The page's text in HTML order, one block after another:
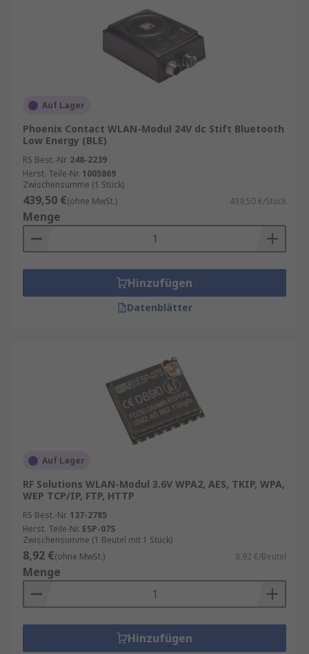
Auf Lager
Phoenix Contact WLAN-Modul 24V dc Stift Bluetooth
Low Energy (BLE)
RS Best.-Nr. 248-2239
Herst. Teile-Nr. 1005869
Zwischensumme (1 Stück)
439,50 €(ohne MwSt.) 439,50 €/Stück
Menge
Hinzufügen
Datenblätter
Auf Lager
RF Solutions WLAN-Modul 3.6V WPA2, AES, TKIP, WPA,
WEP TCP/IP, FTP, HTTP
RS Best.-Nr. 137-2785
Herst. Teile-Nr. ESP-07S
Zwischensumme (1 Beutel mit 1 Stück)
8,92 €(ohne MwSt.) 8,92 €/Beutel
Menge
Hinzufügen